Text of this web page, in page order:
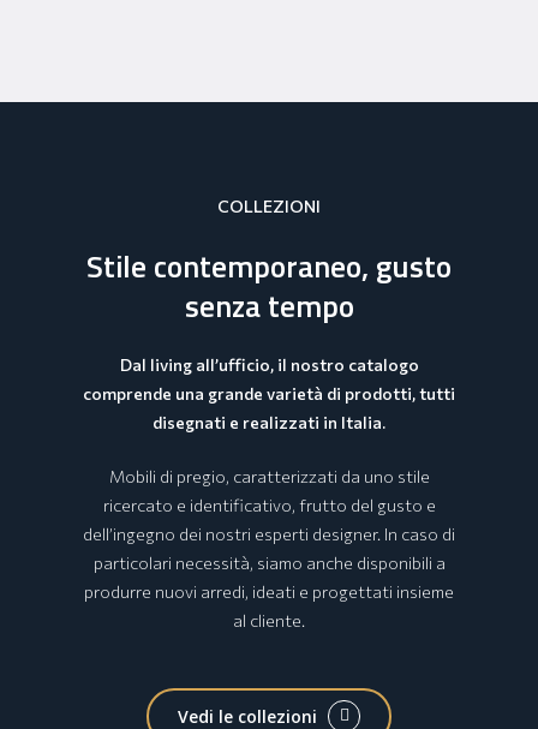
COLLEZIONI
Stile contemporaneo, gusto
senza tempo
Dal living all’ufficio, il nostro catalogo
comprende una grande varietà di prodotti, tutti
disegnati e realizzati in Italia.
Mobili di pregio, caratterizzati da uno stile
ricercato e identificativo, frutto del gusto e
dell’ingegno dei nostri esperti designer. In caso di
particolari necessità, siamo anche disponibili a
produrre nuovi arredi, ideati e progettati insieme
al cliente.
Vedi le collezioni